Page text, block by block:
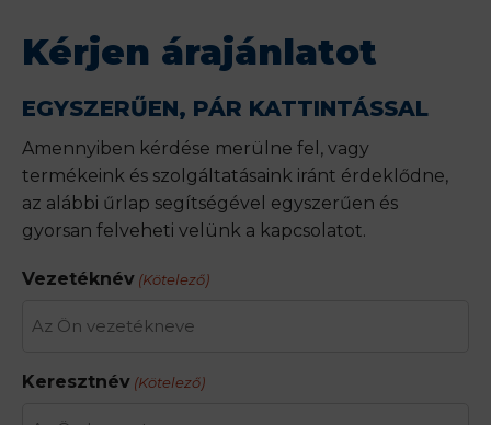
Kérjen árajánlatot
EGYSZERŰEN, PÁR KATTINTÁSSAL
Amennyiben kérdése merülne fel, vagy
termékeink és szolgáltatásaink iránt érdeklődne,
az alábbi űrlap segítségével egyszerűen és
gyorsan felveheti velünk a kapcsolatot.
Vezetéknév (Kötelező)
Keresztnév (Kötelező)